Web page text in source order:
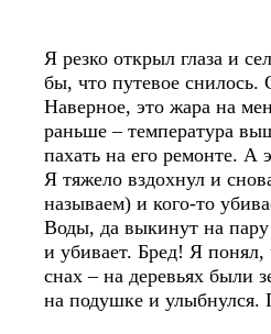
Я резко открыл глаза и
бы, что путевое снилось.
Наверное, это жара на
раньше – температура
пахать на его ремонте. А
Я тяжело вздохнул и
называем) и кого-то
Воды, да выкинут на
и убивает. Бред! Я понял,
снах – на деревьях были
на подушке и улыбнулся.